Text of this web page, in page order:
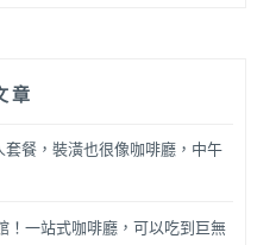
章
餐，裝潢也很像咖啡廳，中午
！一站式咖啡廳，可以吃到巨無